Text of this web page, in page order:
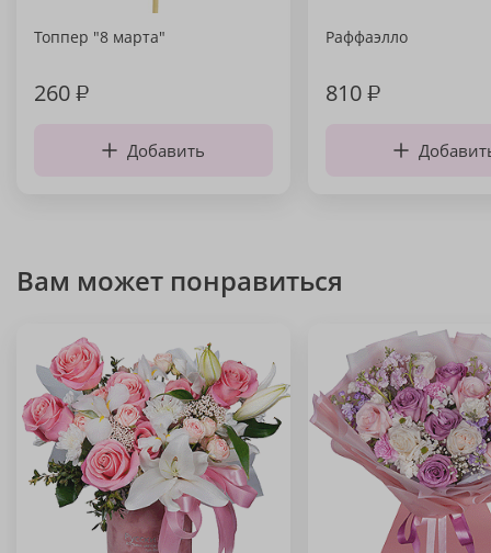
Топпер "8 марта"
260₽
Добавить
Раффаэлло
810₽
Вам может понравиться